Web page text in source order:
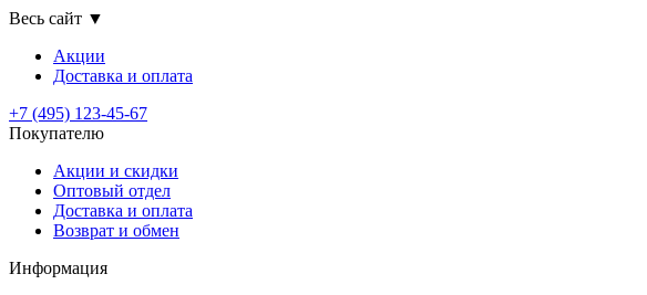
Весь сайт ▼
Акции
Доставка и оплата
+7 (495) 123-45-67
Покупателю
Акции и скидки
Оптовый отдел
Доставка и оплата
Возврат и обмен
Информация